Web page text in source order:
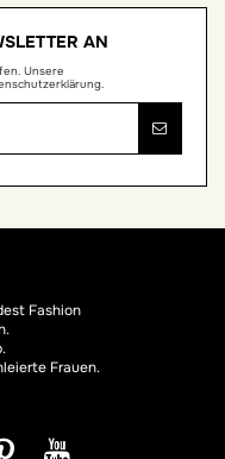
AN
Unsere
Fashion
Frauen.